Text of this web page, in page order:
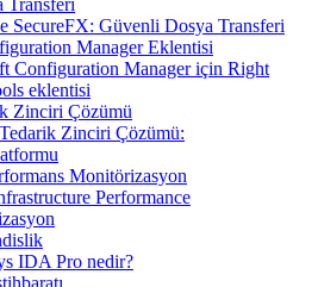
Transferi
SecureFX: Güvenli Dosya Transferi
Manager Eklentisi
Configuration Manager için Right
eklentisi
Zinciri Çözümü
Tedarik Zinciri Çözümü:
Monitörizasyon
Performance
IDA Pro nedir?